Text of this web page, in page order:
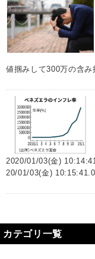
値掴みして300万の含
2020/01/03(金)
20/01/03(金)
カテゴリ一覧